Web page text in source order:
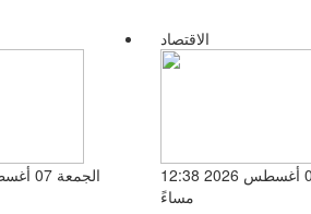
الاقتصاد
الخميس 06 أغسطس 2026 12:38
مساءً